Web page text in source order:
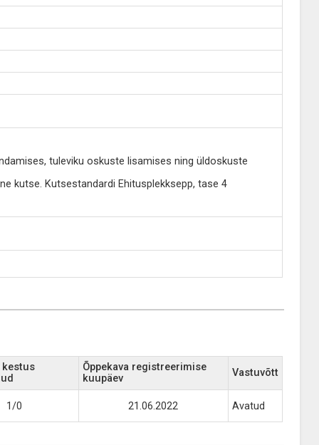
tuleviku oskuste lisamises ning üldoskuste
kutse. Kutsestandardi Ehitusplekksepp, tase 4
kestus
Õppekava registreerimise
kuupäev
Vastuvõtt
1/0 21.06.2022 Avatud